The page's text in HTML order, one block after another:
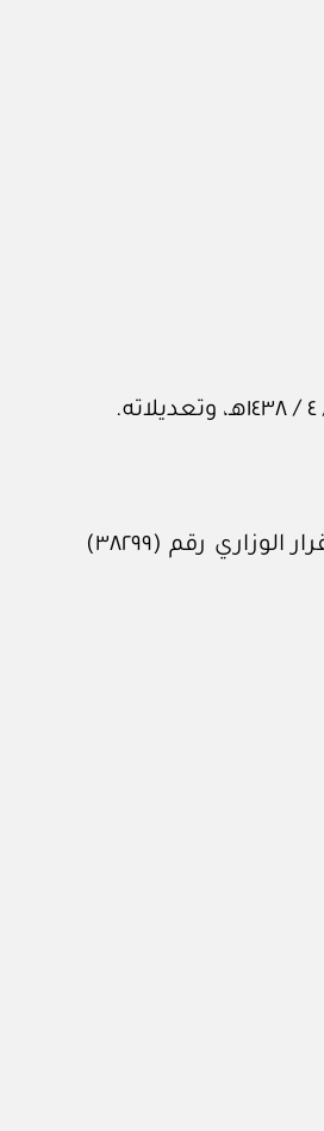
وبعد الاطلاع على لائحة المتطلبات العامة لتعيين جهات التفتيش والمفتشين لأعمال كود البناء السعودي الصادرة بالقرار الوزاري رقم (٣٨٢٩٩)